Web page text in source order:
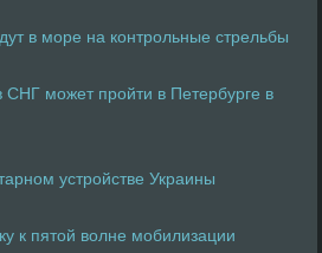
в море на контрольные стрельбы
может пройти в Петербурге в
устройстве Украины
к пятой волне мобилизации